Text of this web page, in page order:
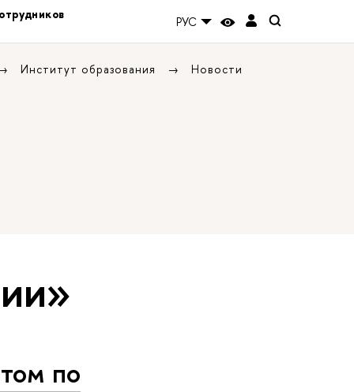
РУС
Институт образования Новости
по